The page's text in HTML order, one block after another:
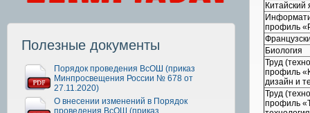
Полезные документы
Порядок проведения ВсОШ (приказ
Минпросвещения России № 678 от
27.11.2020)
О внесении изменений в Порядок
проведения ВсОШ (приказ
Китайский
профиль
Биология
Труд
профиль
дизайн и
Труд
профиль